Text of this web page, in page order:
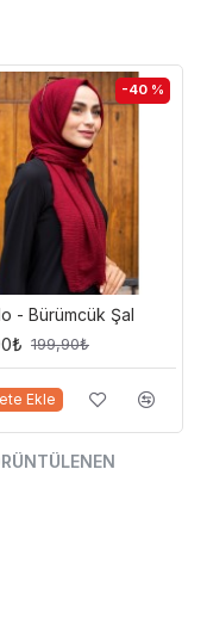
-40 %
- Bürümcük Şal
199,90₺
Ekle